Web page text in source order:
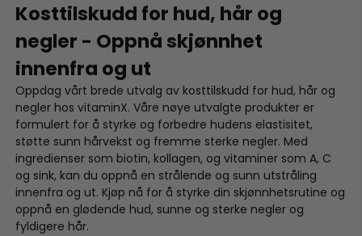
Kosttilskudd for hud, hår og
negler - Oppnå skjønnhet
innenfra og ut
Oppdag vårt brede utvalg av kosttilskudd for hud, hår og
negler hos vitaminX. Våre nøye utvalgte produkter er
formulert for å styrke og forbedre hudens elastisitet,
støtte sunn hårvekst og fremme sterke negler. Med
ingredienser som biotin, kollagen, og vitaminer som A, C
og sink, kan du oppnå en strålende og sunn utstråling
innenfra og ut. Kjøp nå for å styrke din skjønnhetsrutine og
oppnå en glødende hud, sunne og sterke negler og
fyldigere hår.